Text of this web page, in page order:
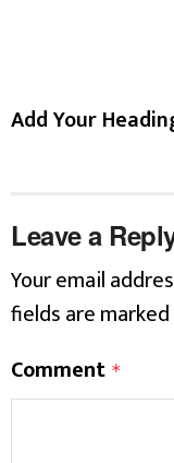
Add Your
Leave a
Your email
fields are marked
Comment *